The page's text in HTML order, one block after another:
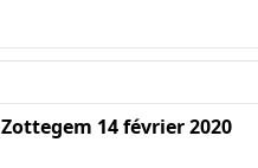
Zottegem 14 février 2020